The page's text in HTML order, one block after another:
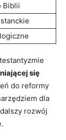
Biblii
się
do reformy
dla
rozwój